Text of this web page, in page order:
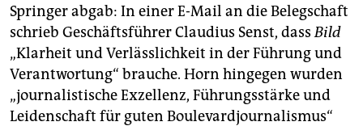
Springer abgab: In einer E-Mail an die Belegschaft
schrieb Geschäftsführer Claudius Senst, dassBild
„Klarheit und Verlässlichkeit in der Führung und
Verantwortung“ brauche. Horn hingegen wurden
„journalistische Exzellenz, Führungsstärke und
Leidenschaft für guten Boulevardjournalismus“